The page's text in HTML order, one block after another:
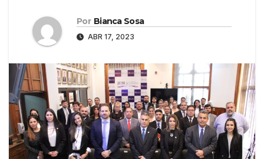
Por Bianca Sosa
ABR 17, 2023